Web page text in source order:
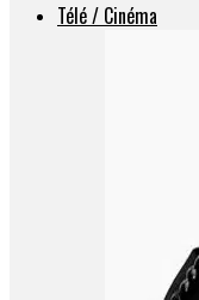
Télé / Cinéma